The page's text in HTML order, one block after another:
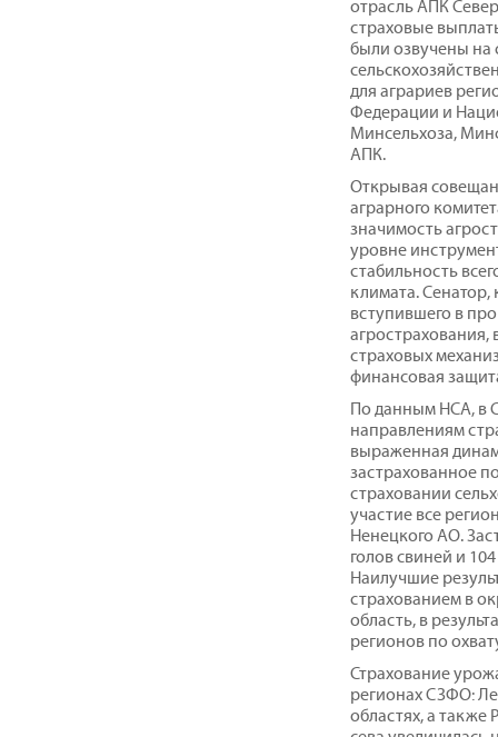
отрасль АПК
страховые
были озвучены на
для аграриев
Федерации и
Минсельхоза,
АПК.
Открывая
аграрного
значимость
уровне
стабильность
климата. Сенатор,
вступившего в
страховых
финансовая
По данным НСА, в
направлениям
выраженная
застрахованное
страховании
участие все
Ненецкого АО.
голов свиней и
Наилучшие
страхованием в
область, в
регионов по
Страхование
регионах СЗФО:
областях, а также